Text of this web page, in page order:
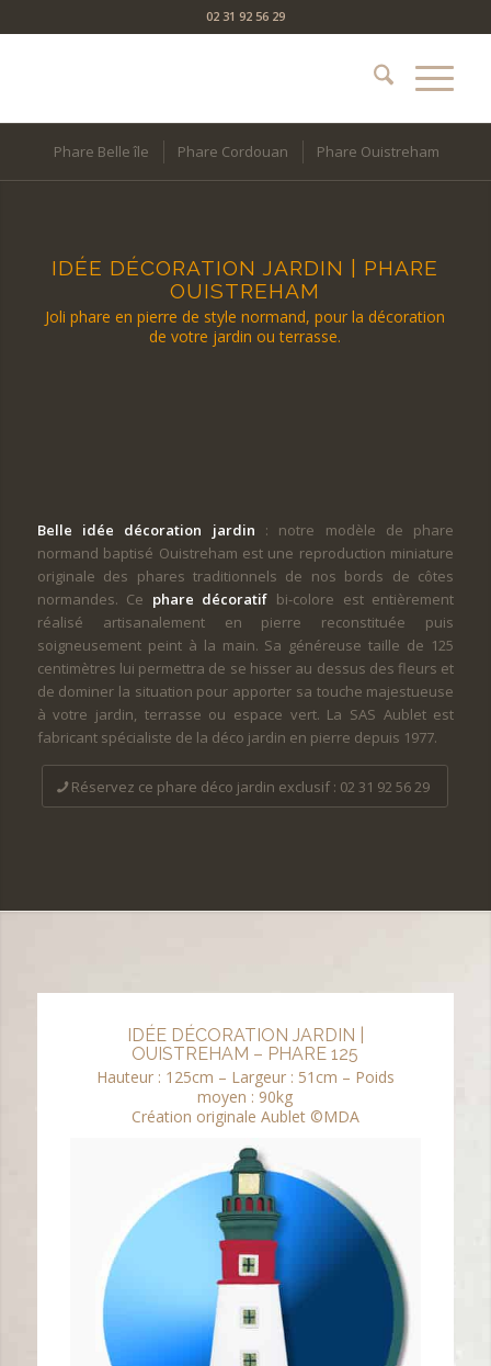
02 31 92 56 29
Phare Belle île Phare Cordouan Phare Ouistreham
IDÉE DÉCORATION JARDIN | PHARE
OUISTREHAM
Joli phare en pierre de style normand, pour la décoration
de votre jardin ou terrasse.
Belle idée décoration jardin : notre modèle de phare
normand baptisé Ouistreham est une reproduction miniature
originale des phares traditionnels de nos bords de côtes
normandes. Ce phare décoratif bi-colore est entièrement
réalisé artisanalement en pierre reconstituée puis
soigneusement peint à la main. Sa généreuse taille de 125
centimètres lui permettra de se hisser au dessus des fleurs et
de dominer la situation pour apporter sa touche majestueuse
à votre jardin, terrasse ou espace vert. La SAS Aublet est
fabricant spécialiste de la déco jardin en pierre depuis 1977.
Réservez ce phare déco jardin exclusif : 02 31 92 56 29
IDÉE DÉCORATION JARDIN |
OUISTREHAM – PHARE 125
Hauteur : 125cm – Largeur : 51cm – Poids
moyen : 90kg
Création originale Aublet ©MDA